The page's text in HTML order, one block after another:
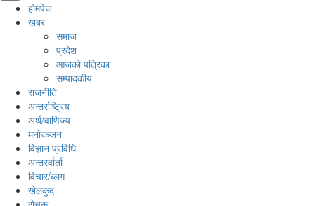
होमपेज
खबर
समाज
प्रदेश
आजको पत्रिका
सम्पादकीय
राजनीति
अन्तर्राष्ट्रिय
अर्थ/वाणिज्य
मनाेरञ्जन
विज्ञान प्रविधि
अन्तरर्वार्ता
विचार/ब्लग
खेलकुद